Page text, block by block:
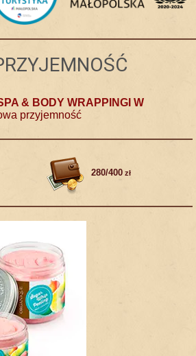
& BODY WRAPPINGI W
przyjemność
280/400 zł